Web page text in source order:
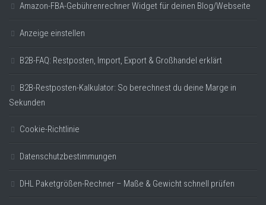
Amazon-FBA-Gebührenrechner Widget für deinen Blog/Webseite
Anzeige einstellen
B2B-FAQ: Restposten, Import, Export & Großhandel erklärt
B2B-Restposten-Kalkulator: So berechnest du deine Marge in
Sekunden
Cookie-Richtlinie
Datenschutzbestimmungen
DHL Paketgrößen-Rechner – Maße & Gewicht schnell prüfen